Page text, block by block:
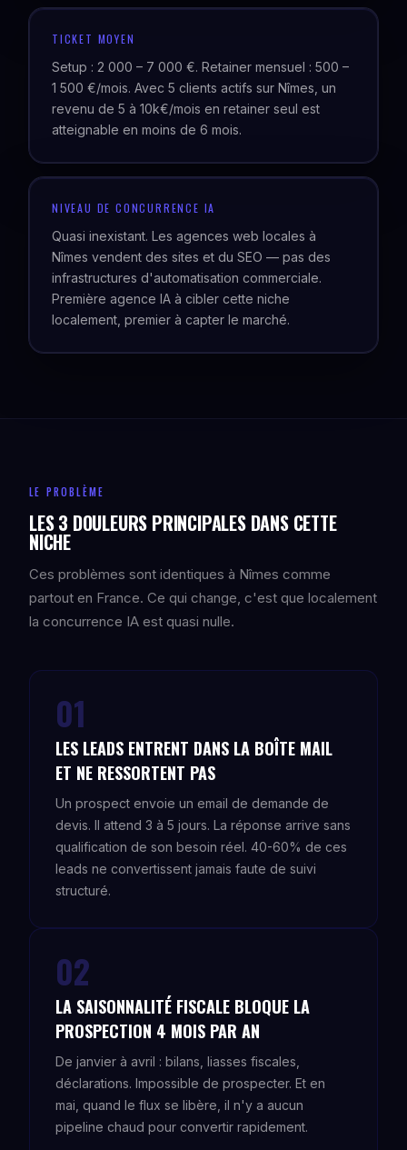
TICKET MOYEN
Setup : 2 000 – 7 000 €. Retainer mensuel : 500 –
1 500 €/mois. Avec 5 clients actifs sur Nîmes, un
revenu de 5 à 10k€/mois en retainer seul est
atteignable en moins de 6 mois.
NIVEAU DE CONCURRENCE IA
Quasi inexistant. Les agences web locales à
Nîmes vendent des sites et du SEO — pas des
infrastructures d'automatisation commerciale.
Première agence IA à cibler cette niche
localement, premier à capter le marché.
LE PROBLÈME
LES 3 DOULEURS PRINCIPALES DANS CETTE
NICHE
Ces problèmes sont identiques à Nîmes comme
partout en France. Ce qui change, c'est que localement
la concurrence IA est quasi nulle.
01
LES LEADS ENTRENT DANS LA BOÎTE MAIL
ET NE RESSORTENT PAS
Un prospect envoie un email de demande de
devis. Il attend 3 à 5 jours. La réponse arrive sans
qualification de son besoin réel. 40-60% de ces
leads ne convertissent jamais faute de suivi
structuré.
02
LA SAISONNALITÉ FISCALE BLOQUE LA
PROSPECTION 4 MOIS PAR AN
De janvier à avril : bilans, liasses fiscales,
déclarations. Impossible de prospecter. Et en
mai, quand le flux se libère, il n'y a aucun
pipeline chaud pour convertir rapidement.